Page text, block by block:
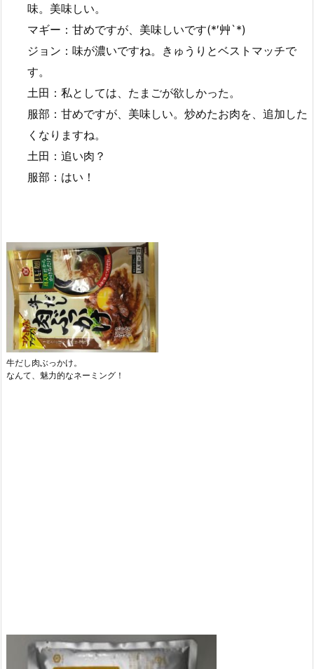
味。美味しい。
マギー：甘めですが、美味しいです(*′艸`*)
ジョン：味が濃いですね。きゅうりとベストマッチで
す。
土田：私としては、たまごが欲しかった。
服部：甘めですが、美味しい。炒めたお肉を、追加した
くなりますね。
土田：追い肉？
服部：はい！
牛だし肉ぶっかけ。
なんて、魅力的なネーミング！